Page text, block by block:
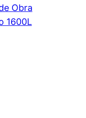
Obra
1600L